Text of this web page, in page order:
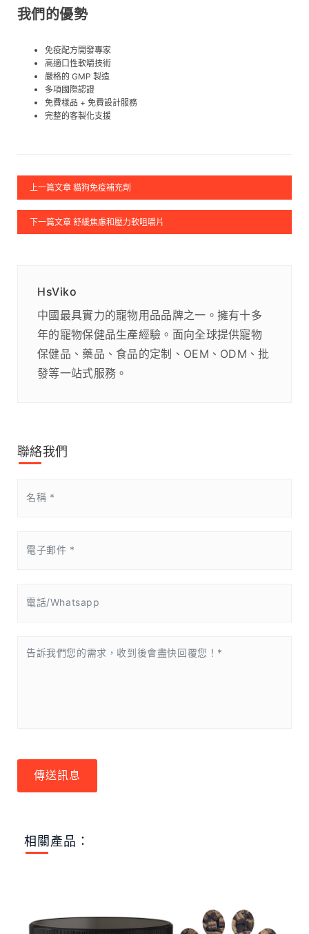
我們的優勢
免疫配方開發專家
高適口性軟嚼技術
嚴格的 GMP 製造
多項國際認證
免費樣品 + 免費設計服務
完整的客製化支援
上一篇文章 貓狗免疫補充劑
下一篇文章 舒緩焦慮和壓力軟咀嚼片
HsViko
中國最具實力的寵物用品品牌之一。擁有十多
年的寵物保健品生產經驗。面向全球提供寵物
保健品、藥品、食品的定制、OEM、ODM、批
發等一站式服務。
聯絡我們
傳送訊息
相關產品：